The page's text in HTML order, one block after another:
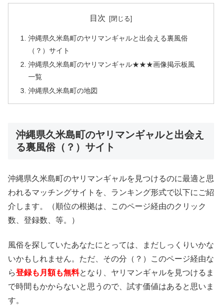
目次
沖縄県久米島町のヤリマンギャルと出会える裏風俗
（？）サイト
沖縄県久米島町のヤリマンギャル★★★画像掲示板風
一覧
沖縄県久米島町の地図
沖縄県久米島町のヤリマンギャルと出会え
る裏風俗（？）サイト
沖縄県久米島町のヤリマンギャルを見つけるのに最適と思
われるマッチングサイトを、ランキング形式で以下にご紹
介します。（順位の根拠は、このページ経由のクリック
数、登録数、等。）
風俗を探していたあなたにとっては、まだしっくりいかな
いかもしれません。ただ、その分（？）このページ経由な
ら登録も月額も無料となり、ヤリマンギャルを見つけるま
で時間もかからないと思うので、試す価値はあると思いま
す。